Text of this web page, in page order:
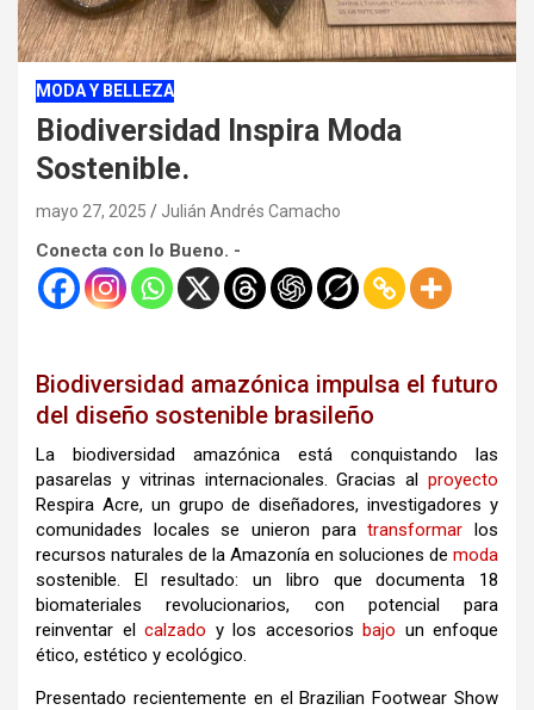
MODA Y BELLEZA
Biodiversidad Inspira Moda
Sostenible.
mayo 27, 2025 Julián Andrés Camacho
Conecta con lo Bueno. -
Biodiversidad amazónica impulsa el futuro
del diseño sostenible brasileño
La biodiversidad amazónica está conquistando las
pasarelas y vitrinas internacionales. Gracias al proyecto
Respira Acre, un grupo de diseñadores, investigadores y
comunidades locales se unieron paratransformar los
recursos naturales de la Amazonía en soluciones de moda
sostenible. El resultado: un libro que documenta 18
biomateriales revolucionarios, con potencial para
reinventar el calzado y los accesorios bajo un enfoque
ético, estético y ecológico.
Presentado recientemente en el Brazilian Footwear Show